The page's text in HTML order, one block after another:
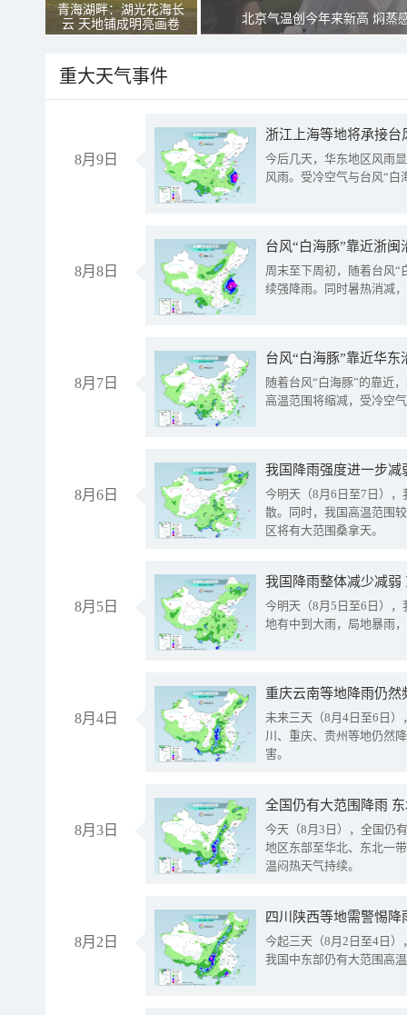
青海湖畔：湖光花海长
云 天地铺成明亮画卷
北京气温创今年来新高 焖蒸
重大天气事件
8月9日
浙江上海等地将承接台
今后几天，华东地区风雨
风雨。受冷空气与台风“白
8月8日
台风“白海豚”靠近浙
周末至下周初，随着台风“
续强降雨。同时暑热消减
8月7日
台风“白海豚”靠近华
随着台风“白海豚”的靠近
高温范围将缩减，受冷空
8月6日
今明天（8月6日至7日）
散。同时，我国高温范围
区将有大范围桑拿天。
8月5日
我国降雨整体减少减弱
今明天（8月5日至6日）
地有中到大雨，局地暴雨
8月4日
重庆云南等地降雨仍然
未来三天（8月4日至6日
川、重庆、贵州等地仍然
害。
8月3日
全国仍有大范围降雨
今天（8月3日），全国仍
地区东部至华北、东北一
温闷热天气持续。
8月2日
今起三天（8月2日至4日
我国中东部仍有大范围高